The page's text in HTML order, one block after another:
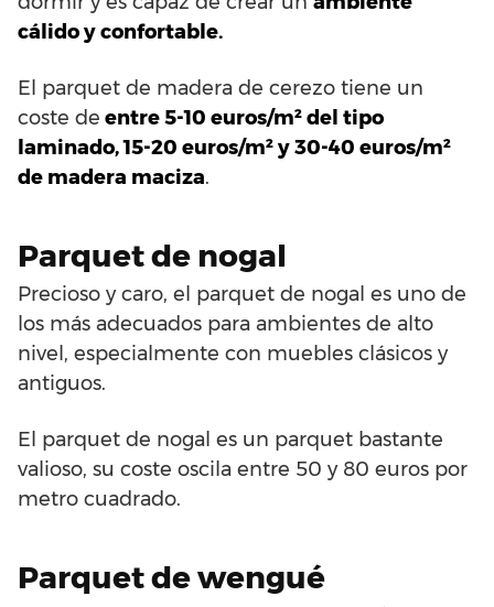
cálido y confortable.
El parquet de madera de cerezo tiene un
coste de entre 5-10 euros/m² del tipo
laminado, 15-20 euros/m² y 30-40 euros/m²
de madera maciza.
Parquet de nogal
Precioso y caro, el parquet de nogal es uno de
los más adecuados para ambientes de alto
nivel, especialmente con muebles clásicos y
antiguos.
El parquet de nogal es un parquet bastante
valioso, su coste oscila entre 50 y 80 euros por
metro cuadrado.
Parquet de wengué